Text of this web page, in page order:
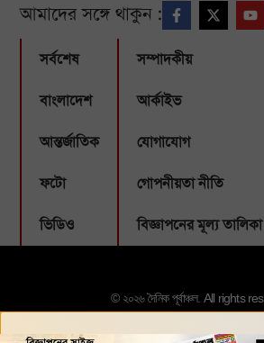
আমাদের সঙ্গে থাকুন :
সর্বশেষ
বাংলাদেশ
আন্তর্জাতিক
ফটো
ভিডিও
সম্পাদকীয়
আর্কাইভ
যোগাযোগ
গোপনীয়তা নীতি
বিজ্ঞাপনের মূল্য তালিকা
© ২০২৬ দৈনিক পূর্বাঞ্চল. All rights
Designed & Developed by: